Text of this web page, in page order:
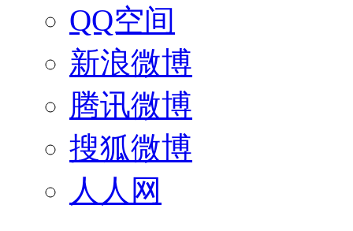
QQ空间
新浪微博
腾讯微博
搜狐微博
人人网